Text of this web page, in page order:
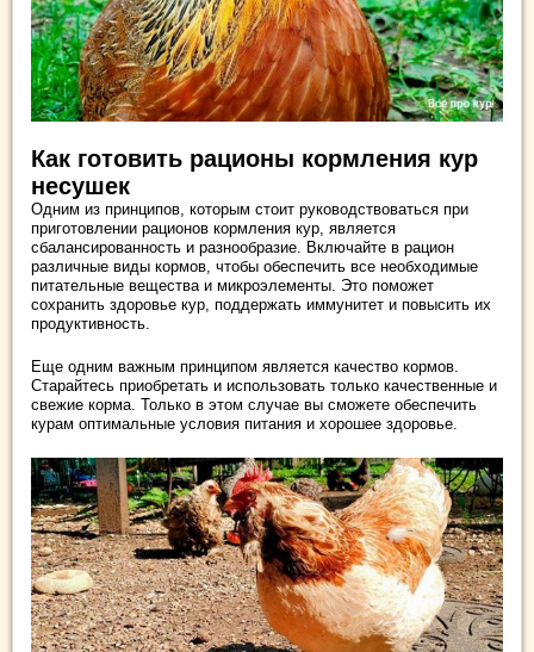
Как готовить рационы кормления кур
несушек
Одним из принципов, которым стоит руководствоваться при
приготовлении рационов кормления кур, является
сбалансированность и разнообразие. Включайте в рацион
различные виды кормов, чтобы обеспечить все необходимые
питательные вещества и микроэлементы. Это поможет
сохранить здоровье кур, поддержать иммунитет и повысить их
продуктивность.
Еще одним важным принципом является качество кормов.
Старайтесь приобретать и использовать только качественные и
свежие корма. Только в этом случае вы сможете обеспечить
курам оптимальные условия питания и хорошее здоровье.